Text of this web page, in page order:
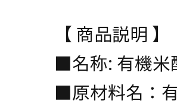
【 商品説明 】
■名称: 有機米
■原材料名：